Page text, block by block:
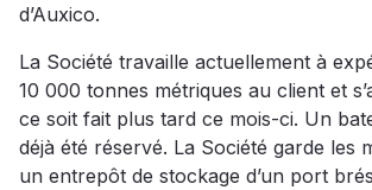
d’Auxico.
La Société travaille actuellement à
10 000 tonnes métriques au client et
ce soit fait plus tard ce mois-ci. Un
déjà été réservé. La Société garde les
un entrepôt de stockage d’un port